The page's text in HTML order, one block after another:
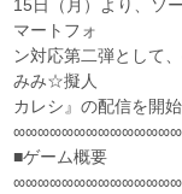
15日（月）より、ソ
マートフォ
ン対応第二弾として
みみ☆擬人
カレシ』の配信を開始
■ゲーム概要